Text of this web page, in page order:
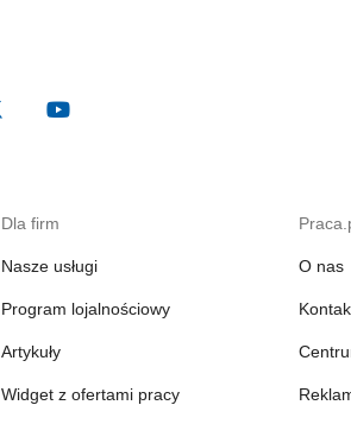
Dla firm
Nasze usługi
Program lojalnościowy
Artykuły
Widget z ofertami pracy
O nas